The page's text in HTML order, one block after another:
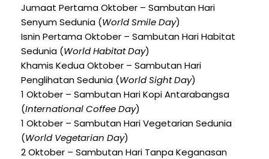
Jumaat Pertama Oktober – Sambutan Hari
Senyum Sedunia (World Smile Day)
Isnin Pertama Oktober – Sambutan Hari Habitat
Sedunia (World Habitat Day)
Khamis Kedua Oktober – Sambutan Hari
Penglihatan Sedunia (World Sight Day)
1 Oktober – Sambutan Hari Kopi Antarabangsa
(International Coffee Day)
1 Oktober – Sambutan Hari Vegetarian Sedunia
(World Vegetarian Day)
2 Oktober – Sambutan Hari Tanpa Keganasan